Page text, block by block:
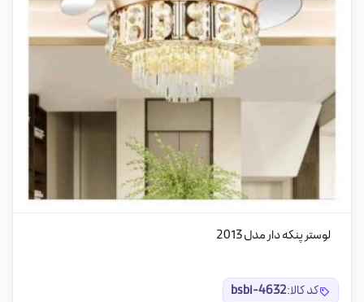
لوستر پنکه دار مدل 2013
کد کالا:bsbi-4632